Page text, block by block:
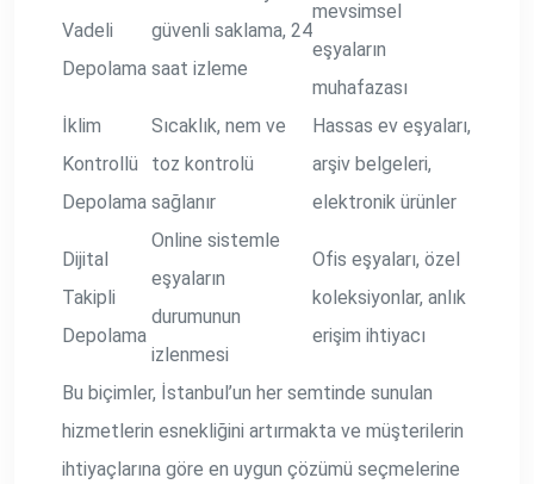
Vadeli
Depolama
güvenli saklama, 24
saat izleme
mevsimsel
eşyaların
muhafazası
İklim
Kontrollü
Depolama
Sıcaklık, nem ve
toz kontrolü
sağlanır
Hassas ev eşyaları,
arşiv belgeleri,
elektronik ürünler
Dijital
Takipli
Depolama
Online sistemle
eşyaların
durumunun
izlenmesi
Ofis eşyaları, özel
koleksiyonlar, anlık
erişim ihtiyacı
Bu biçimler, İstanbul’un her semtinde sunulan
hizmetlerin esnekliğini artırmakta ve müşterilerin
ihtiyaçlarına göre en uygun çözümü seçmelerine